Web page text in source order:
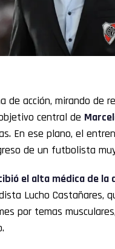
de acción, mirando de
central de
En ese plano, el
de un futbolista
el alta médica de
Lucho Castañares,
por temas